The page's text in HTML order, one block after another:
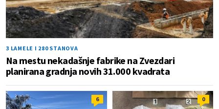
3 LAMELE I 280 STANOVA
Na mestu nekadašnje fabrike na Zvezdari
planirana gradnja novih 31.000 kvadrata
6 0